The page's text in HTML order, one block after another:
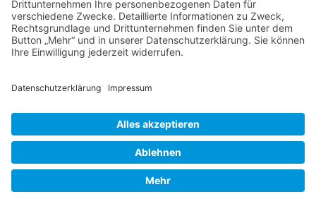
Foren-Übersicht Alle Zeiten sindUTC+02:00
• Design by
Datenschutz•Impressum